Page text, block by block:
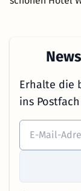
Erhalte die
ins Postfach